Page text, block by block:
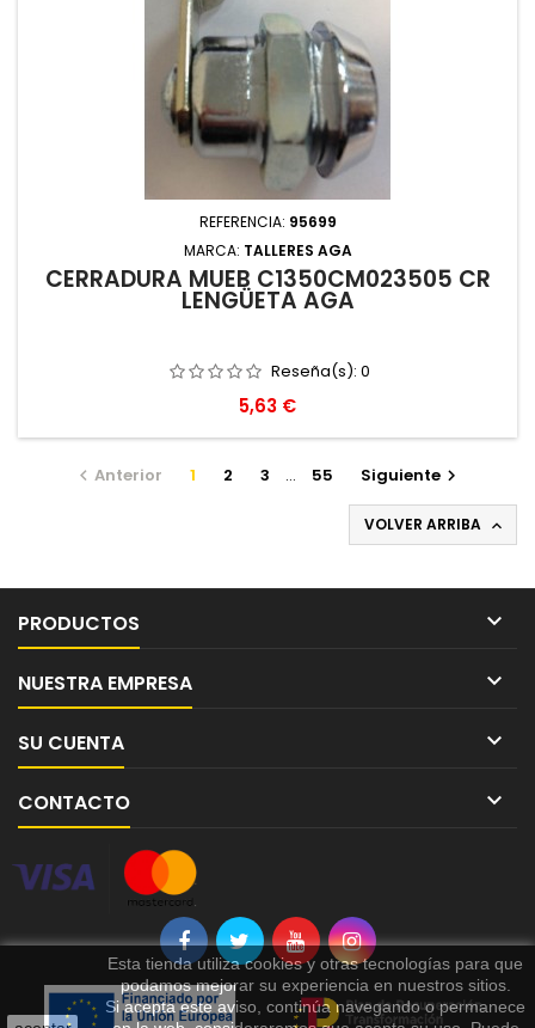
REFERENCIA: 95699
MARCA: TALLERES AGA
CERRADURA MUEB C1350CM023505 CR
LENGÜETA AGA
Reseña(s): 0
Precio
5,63 €
 Anterior 1 2 3 … 55 Siguiente 
VOLVER ARRIBA 
PRODUCTOS 
NUESTRA EMPRESA 
SU CUENTA 
CONTACTO 
Esta tienda utiliza cookies y otras tecnologías para que
podamos mejorar su experiencia en nuestros sitios.
Si acepta este aviso, continúa navegando o permanece